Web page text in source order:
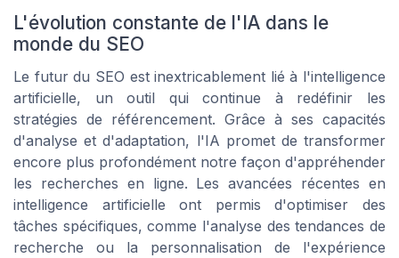
L'évolution constante de l'IA dans le
monde du SEO
Le futur du SEO est inextricablement lié à l'intelligence
artificielle, un outil qui continue à redéfinir les
stratégies de référencement. Grâce à ses capacités
d'analyse et d'adaptation, l'IA promet de transformer
encore plus profondément notre façon d'appréhender
les recherches en ligne. Les avancées récentes en
intelligence artificielle ont permis d'optimiser des
tâches spécifiques, comme l'analyse des tendances de
recherche ou la personnalisation de l'expérience